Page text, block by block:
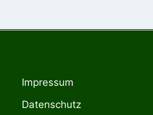
Impressum
Datenschutz